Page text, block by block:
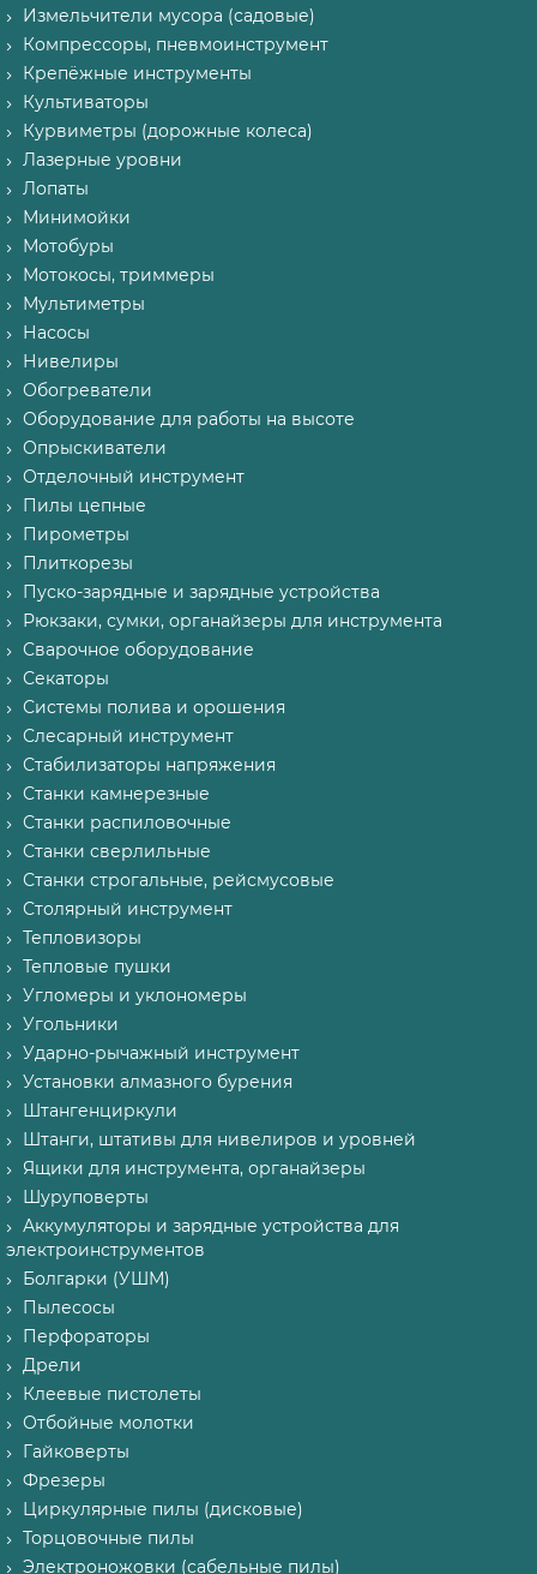
Измельчители мусора (садовые)
Компрессоры, пневмоинструмент
Крепёжные инструменты
Культиваторы
Курвиметры (дорожные колеса)
Лазерные уровни
Лопаты
Минимойки
Мотобуры
Мотокосы, триммеры
Мультиметры
Насосы
Нивелиры
Обогреватели
Оборудование для работы на высоте
Опрыскиватели
Отделочный инструмент
Пилы цепные
Пирометры
Плиткорезы
Пуско-зарядные и зарядные устройства
Рюкзаки, сумки, органайзеры для инструмента
Сварочное оборудование
Секаторы
Системы полива и орошения
Слесарный инструмент
Стабилизаторы напряжения
Станки камнерезные
Станки распиловочные
Станки сверлильные
Станки строгальные, рейсмусовые
Столярный инструмент
Тепловизоры
Тепловые пушки
Угломеры и уклономеры
Угольники
Ударно-рычажный инструмент
Установки алмазного бурения
Штангенциркули
Штанги, штативы для нивелиров и уровней
Ящики для инструмента, органайзеры
Шуруповерты
Аккумуляторы и зарядные устройства для
электроинструментов
Болгарки (УШМ)
Пылесосы
Перфораторы
Дрели
Клеевые пистолеты
Отбойные молотки
Гайковерты
Фрезеры
Циркулярные пилы (дисковые)
Торцовочные пилы
Электроножовки (сабельные пилы)